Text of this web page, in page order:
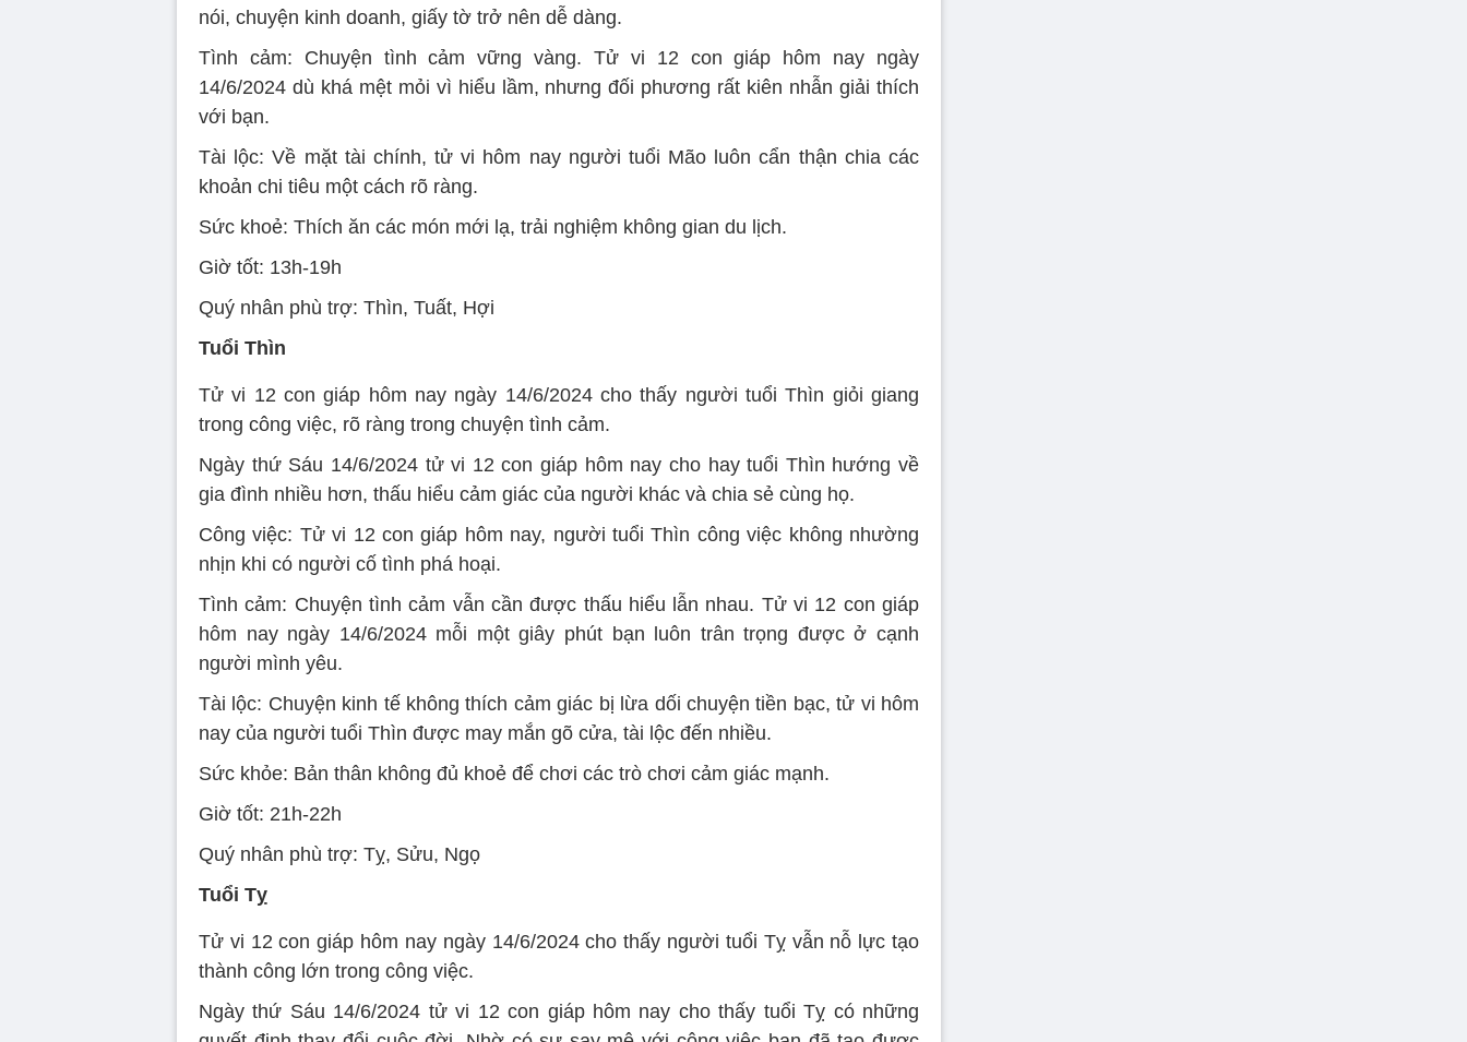
nói, chuyện kinh doanh, giấy tờ trở nên dễ dàng.
Tình cảm: Chuyện tình cảm vững vàng. Tử vi 12 con giáp hôm nay ngày
14/6/2024 dù khá mệt mỏi vì hiểu lầm, nhưng đối phương rất kiên nhẫn giải thích
với bạn.
Tài lộc: Về mặt tài chính, tử vi hôm nay người tuổi Mão luôn cẩn thận chia các
khoản chi tiêu một cách rõ ràng.
Sức khoẻ: Thích ăn các món mới lạ, trải nghiệm không gian du lịch.
Giờ tốt: 13h-19h
Quý nhân phù trợ: Thìn, Tuất, Hợi
Tuổi Thìn
Tử vi 12 con giáp hôm nay ngày 14/6/2024 cho thấy người tuổi Thìn giỏi giang
trong công việc, rõ ràng trong chuyện tình cảm.
Ngày thứ Sáu 14/6/2024 tử vi 12 con giáp hôm nay cho hay tuổi Thìn hướng về
gia đình nhiều hơn, thấu hiểu cảm giác của người khác và chia sẻ cùng họ.
Công việc: Tử vi 12 con giáp hôm nay, người tuổi Thìn công việc không nhường
nhịn khi có người cố tình phá hoại.
Tình cảm: Chuyện tình cảm vẫn cần được thấu hiểu lẫn nhau. Tử vi 12 con giáp
hôm nay ngày 14/6/2024 mỗi một giây phút bạn luôn trân trọng được ở cạnh
người mình yêu.
Tài lộc: Chuyện kinh tế không thích cảm giác bị lừa dối chuyện tiền bạc, tử vi hôm
nay của người tuổi Thìn được may mắn gõ cửa, tài lộc đến nhiều.
Sức khỏe: Bản thân không đủ khoẻ để chơi các trò chơi cảm giác mạnh.
Giờ tốt: 21h-22h
Quý nhân phù trợ: Tỵ, Sửu, Ngọ
Tuổi Tỵ
Tử vi 12 con giáp hôm nay ngày 14/6/2024 cho thấy người tuổi Tỵ vẫn nỗ lực tạo
thành công lớn trong công việc.
Ngày thứ Sáu 14/6/2024 tử vi 12 con giáp hôm nay cho thấy tuổi Tỵ có những